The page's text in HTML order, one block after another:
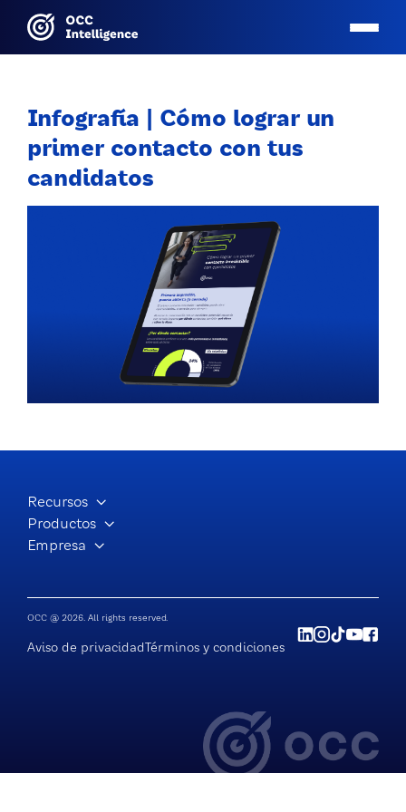
Infografía | Cómo lograr un
primer contacto con tus
candidatos
Recursos
Productos
Empresa
OCC @ 2026. All rights reserved.
Aviso de privacidadTérminos y condiciones